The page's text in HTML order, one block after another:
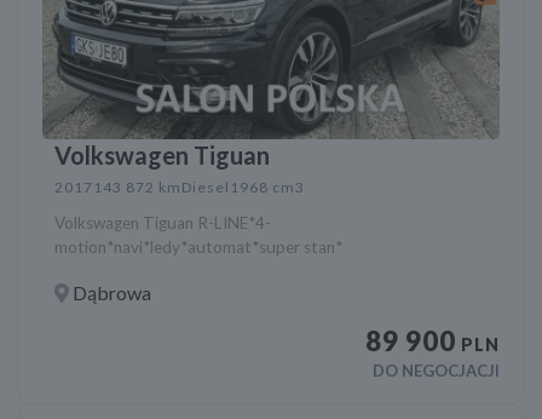
Volkswagen Tiguan
2017 143 872 km Diesel 1968 cm3
Volkswagen Tiguan R-LINE*4-
motion*navi*ledy*automat*super stan*
Dąbrowa
89 900 PLN
DO NEGOCJACJI